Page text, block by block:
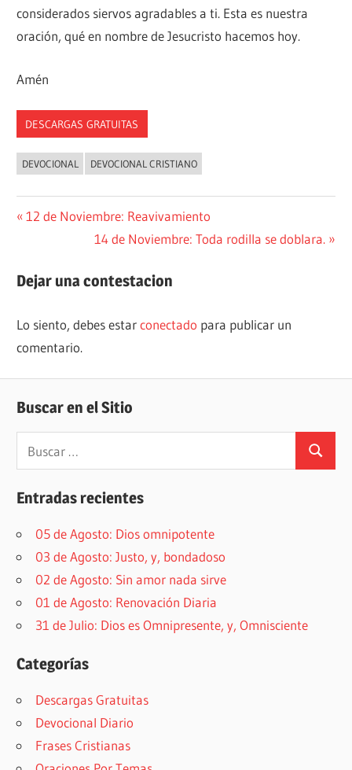
considerados siervos agradables a ti. Esta es nuestra
oración, qué en nombre de Jesucristo hacemos hoy.
Amén
DESCARGAS GRATUITAS
DEVOCIONAL DEVOCIONAL CRISTIANO
Navegación
entradas
Entrada
12 de Noviembre: Reavivamiento
Siguiente
14 de Noviembre: Toda rodilla se doblara.
Dejar una contestacion
Lo siento, debes estarconectado para publicar un
comentario.
Buscar en el Sitio
Buscar
Entradas recientes
05 de Agosto: Dios omnipotente
03 de Agosto: Justo, y, bondadoso
02 de Agosto: Sin amor nada sirve
01 de Agosto: Renovación Diaria
31 de Julio: Dios es Omnipresente, y, Omnisciente
Categorías
Descargas Gratuitas
Devocional Diario
Frases Cristianas